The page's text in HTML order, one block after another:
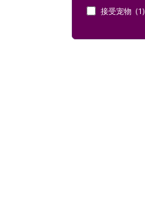
接受宠物 (1)